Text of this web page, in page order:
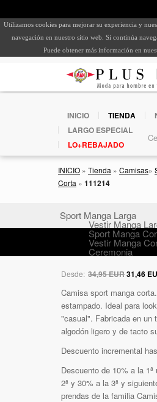
Utilizamos cookies para mejorar su experiencia y
navegación en nuestro sitio web. Si continúa
Puede obtener más información en
INICIO TIENDA
LARGO ESPECIAL
LO+REBAJADO
INICIO » Tienda » Camisas»
Corta » 111214
Sport Manga Larga
Vestir Manga
Sport Manga
Vestir Manga
Ceremonia
Desde: 34,95 EUR31,46
Camisa sport manga
estampado. Ideal para
"casual". Fabricada en un
algodón ligero y de tacto
Descuento incremental
Descuento de 10% a la
2ª y 30% a la 3ª y
prendas de la familia